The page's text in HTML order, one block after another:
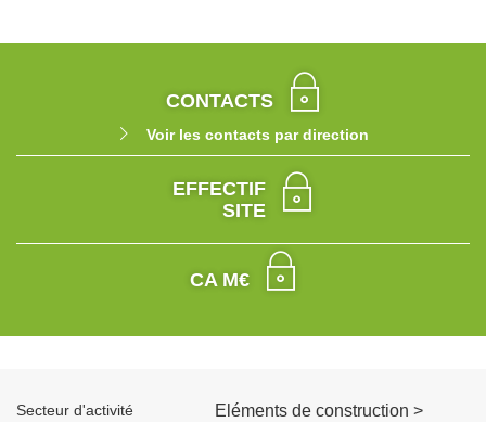
CONTACTS
Voir les contacts par direction
EFFECTIF
SITE
CA M€
Secteur d'activité
Eléments de construction >